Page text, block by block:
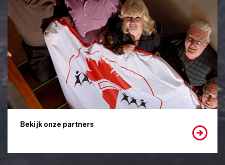
Bekijk onze partners